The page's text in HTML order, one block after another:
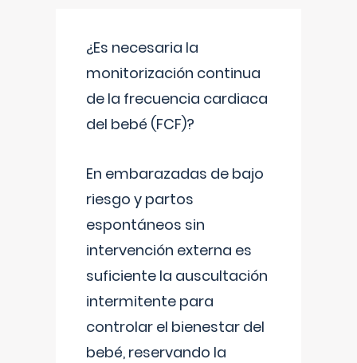
¿Es necesaria la
monitorización continua
de la frecuencia cardiaca
del bebé (FCF)?
En embarazadas de bajo
riesgo y partos
espontáneos sin
intervención externa es
suficiente la auscultación
intermitente para
controlar el bienestar del
bebé, reservando la